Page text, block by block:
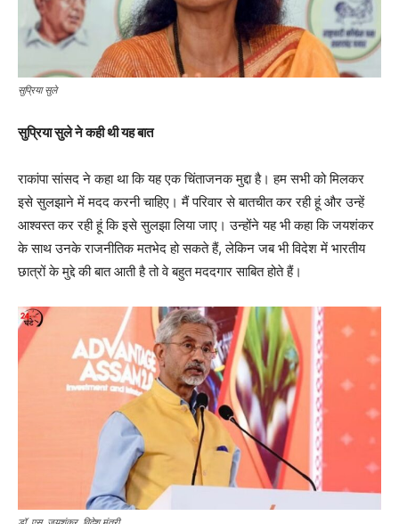
सुप्रिया सुले
सुप्रिया सुले ने कही थी यह बात
राकांपा सांसद ने कहा था कि यह एक चिंताजनक मुद्दा है। हम सभी को मिलकर
इसे सुलझाने में मदद करनी चाहिए। मैं परिवार से बातचीत कर रही हूं और उन्हें
आश्वस्त कर रही हूं कि इसे सुलझा लिया जाए। उन्होंने यह भी कहा कि जयशंकर
के साथ उनके राजनीतिक मतभेद हो सकते हैं, लेकिन जब भी विदेश में भारतीय
छात्रों के मुद्दे की बात आती है तो वे बहुत मददगार साबित होते हैं।